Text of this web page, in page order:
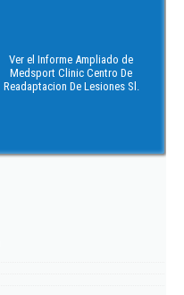
Ver el Informe Ampliado de
Medsport Clinic Centro De
Readaptacion De Lesiones Sl.